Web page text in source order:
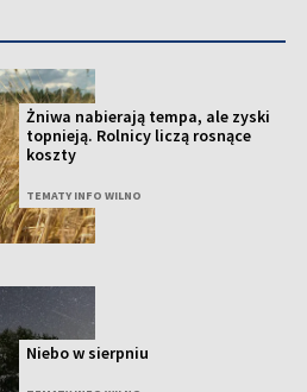
Żniwa nabierają tempa, ale zyski
topnieją. Rolnicy liczą rosnące
koszty
TEMATY INFO WILNO
Niebo w sierpniu